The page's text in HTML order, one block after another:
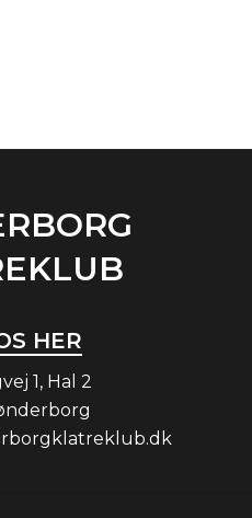
HER
1, Hal 2